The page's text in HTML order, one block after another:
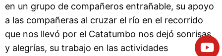
en un grupo de compañeros entrañable, su apoyo
a las compañeras al cruzar el río en el recorrido
que nos llevó por el Catatumbo nos dejó sonrisas
y alegrías, su trabajo en las actividades